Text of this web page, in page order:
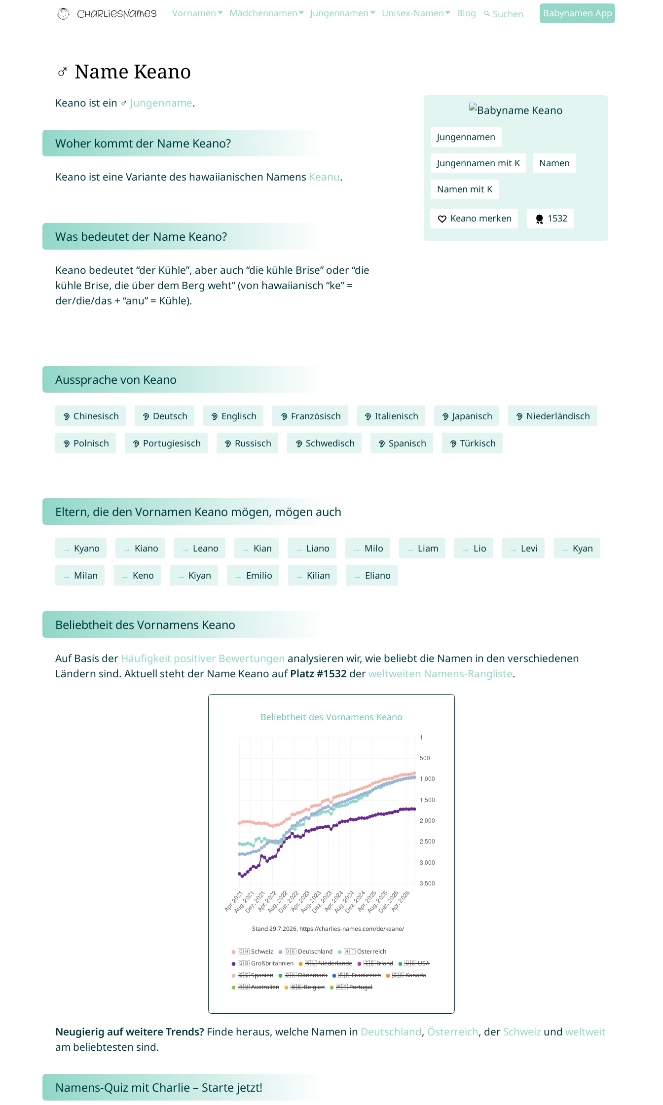
Vornamen Mädchennamen Jungennamen Unisex-Namen Blog Babynamen App
♂ Name Keano
Jungennamen
Jungennamen mit K Namen
Namen mit K
Keano merken 1532
Keano ist ein ♂ Jungenname.
Woher kommt der Name Keano?
Keano ist eine Variante des hawaiianischen Namens Keanu.
Was bedeutet der Name Keano?
Keano bedeutet “der Kühle”, aber auch “die kühle Brise” oder “die
kühle Brise, die über dem Berg weht” (von hawaiianisch “ke” =
der/die/das + “anu” = Kühle).
Aussprache von Keano
Chinesisch Deutsch Englisch Französisch Italienisch Japanisch Niederländisch
Polnisch Portugiesisch Russisch Schwedisch Spanisch Türkisch
Eltern, die den Vornamen Keano mögen, mögen auch
Kyano Kiano Leano Kian Liano Milo Liam Lio Levi Kyan
Milan Keno Kiyan Emilio Kilian Eliano
Beliebtheit des Vornamens Keano
Auf Basis der Häufigkeit positiver Bewertungen analysieren wir, wie beliebt die Namen in den verschiedenen
Ländern sind. Aktuell steht der Name Keano auf Platz #1532 derweltweiten Namens-Rangliste.
Neugierig auf weitere Trends? Finde heraus, welche Namen in Deutschland, Österreich, der Schweiz und weltweit
am beliebtesten sind.
Namens-Quiz mit Charlie – Starte jetzt!